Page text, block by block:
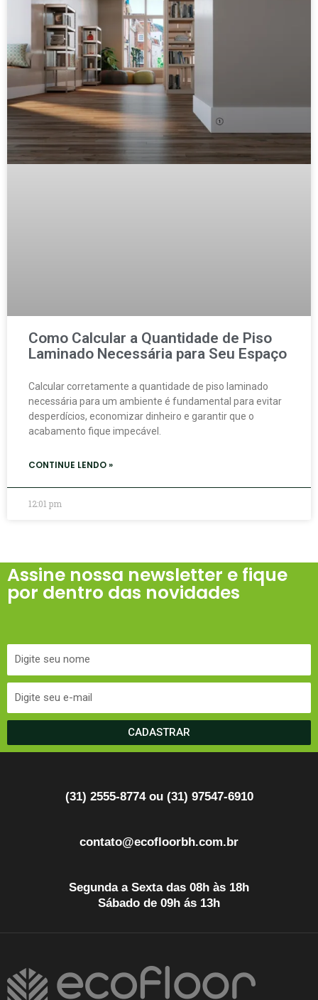
Como Calcular a Quantidade de Piso
Laminado Necessária para Seu Espaço
Calcular corretamente a quantidade de piso laminado
necessária para um ambiente é fundamental para evitar
desperdícios, economizar dinheiro e garantir que o
acabamento fique impecável.
CONTINUE LENDO »
12:01 pm
Assine nossa newsletter e fique
por dentro das novidades
CADASTRAR
(31) 2555-8774 ou (31) 97547-6910
contato@ecofloorbh.com.br
Segunda a Sexta das 08h às 18h
Sábado de 09h ás 13h